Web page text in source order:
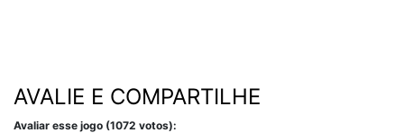
AVALIE E COMPARTILHE
Avaliar esse jogo (1072 votos):